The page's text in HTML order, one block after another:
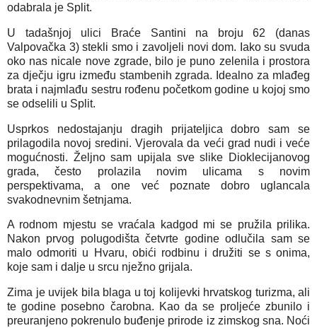
odabrala je Split.
U tadašnjoj ulici Braće Santini na broju 62 (danas
Valpovačka 3) stekli smo i zavoljeli novi dom. Iako su svuda
oko nas nicale nove zgrade, bilo je puno zelenila i prostora
za dječju igru između stambenih zgrada. Idealno za mlađeg
brata i najmlađu sestru rođenu početkom godine u kojoj smo
se odselili u Split.
Usprkos nedostajanju dragih prijateljica dobro sam se
prilagodila novoj sredini. Vjerovala da veći grad nudi i veće
mogućnosti. Željno sam upijala sve slike Dioklecijanovog
grada, često prolazila novim ulicama s novim
perspektivama, a one već poznate dobro uglancala
svakodnevnim šetnjama.
A rodnom mjestu se vraćala kadgod mi se pružila prilika.
Nakon prvog polugodišta četvrte godine odlučila sam se
malo odmoriti u Hvaru, obići rodbinu i družiti se s onima,
koje sam i dalje u srcu nježno grijala.
Zima je uvijek bila blaga u toj kolijevki hrvatskog turizma, ali
te godine posebno čarobna. Kao da se proljeće zbunilo i
preuranjeno pokrenulo buđenje prirode iz zimskog sna. Noći